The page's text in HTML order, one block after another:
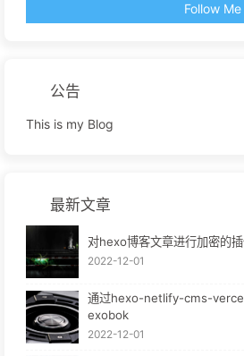
Follow Me
公告
This is my Blog
最新文章
对hexo博客文章进行加密的
2022-12-01
通过hexo-netlify-cms-
exobok
2022-12-01